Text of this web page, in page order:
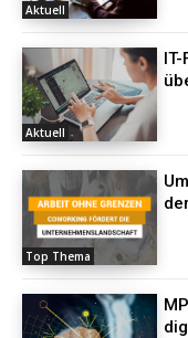
Aktuell
Aktuell
Top Thema